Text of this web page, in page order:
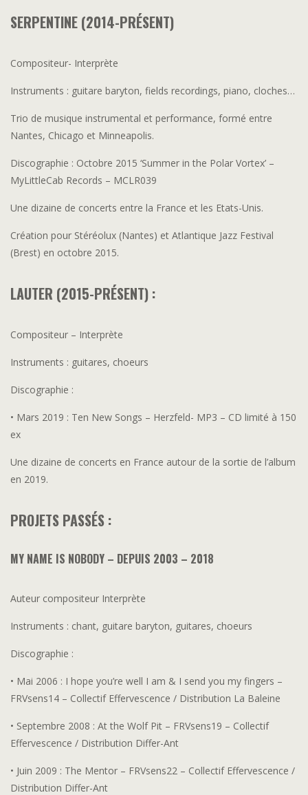
SERPENTINE (2014-PRÉSENT)
Compositeur- Interprète
Instruments : guitare baryton, fields recordings, piano, cloches…
Trio de musique instrumental et performance, formé entre
Nantes, Chicago et Minneapolis.
Discographie : Octobre 2015 ‘Summer in the Polar Vortex’ –
MyLittleCab Records – MCLR039
Une dizaine de concerts entre la France et les Etats-Unis.
Création pour Stéréolux (Nantes) et Atlantique Jazz Festival
(Brest) en octobre 2015.
LAUTER (2015-PRÉSENT) :
Compositeur – Interprète
Instruments : guitares, choeurs
Discographie :
• Mars 2019 : Ten New Songs – Herzfeld- MP3 – CD limité à 150
ex
Une dizaine de concerts en France autour de la sortie de l’album
en 2019.
PROJETS PASSÉS :
MY NAME IS NOBODY – DEPUIS 2003 – 2018
Auteur compositeur Interprète
Instruments : chant, guitare baryton, guitares, choeurs
Discographie :
• Mai 2006 : I hope you’re well I am & I send you my fingers –
FRVsens14 – Collectif Effervescence / Distribution La Baleine
• Septembre 2008 : At the Wolf Pit – FRVsens19 – Collectif
Effervescence / Distribution Differ-Ant
• Juin 2009 : The Mentor – FRVsens22 – Collectif Effervescence /
Distribution Differ-Ant